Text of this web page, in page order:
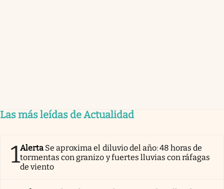
Las más leídas de Actualidad
1Alerta Se aproxima el diluvio del año: 48 horas de
tormentas con granizo y fuertes lluvias con ráfagas
de viento